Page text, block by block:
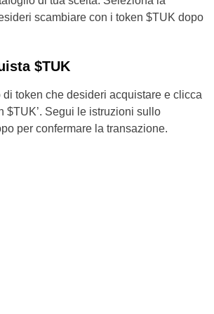
scambiare con i token $TUK dopo
$TUK
di token che desideri acquistare e clicca
$TUK’. Segui le istruzioni sullo
per confermare la transazione.